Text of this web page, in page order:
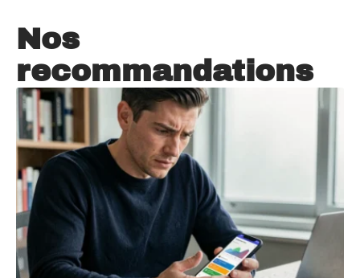
Nos
recommandations